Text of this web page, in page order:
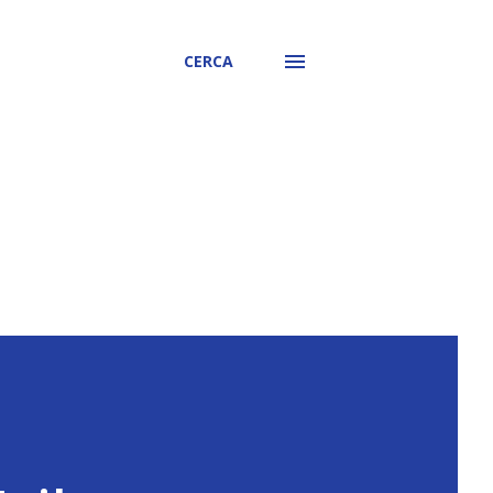
CERCA